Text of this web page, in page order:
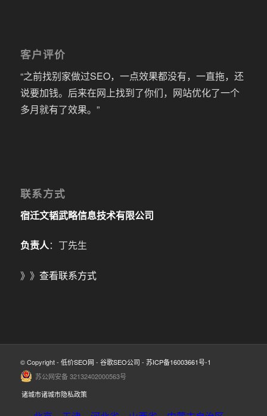
客户评价
“之前找别家做过SEO，一点效果都没有，一直拖，还
说要加钱。后来在网上找到了你们，网站优化了一个
多月就有了效果。”
联系方式
宿迁文韬武略信息技术有限公司
负责人：丁先生
》》 查看联系方式
© Copyright - 低价SEO网 - 谷歌SEO公司 - 苏ICP备16003661号-1
苏公网安备 32132402000563号
诸城市诸城市隐私政策